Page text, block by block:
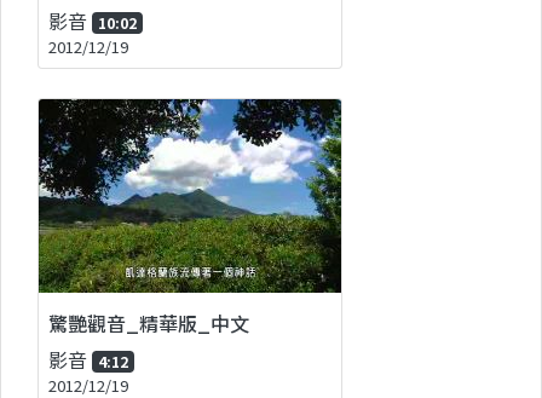
影音 10:02
2012/12/19
驚艷觀音_精華版_中文
影音 4:12
2012/12/19